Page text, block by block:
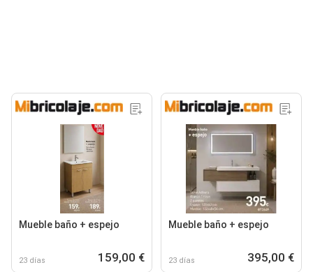
Mueble baño + espejo
23 días 159,00 €
Mueble baño + espejo
23 días 395,00 €